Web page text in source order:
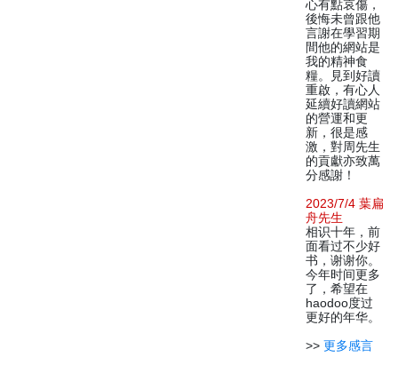
心有點哀傷，
後悔未曾跟他
言謝在學習期
間他的網站是
我的精神食
糧。見到好讀
重啟，有心人
延續好讀網站
的營運和更
新，很是感
激，對周先生
的貢獻亦致萬
分感謝！
2023/7/4 葉扁
舟先生
相识十年，前
面看过不少好
书，谢谢你。
今年时间更多
了，希望在
haodoo度过
更好的年华。
>> 更多感言